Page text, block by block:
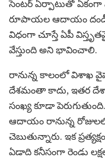
సెంటర్ ఏర్పాటుతో
రూపాయల ఆదాయం
విధంగా చూస్తే ఏపీ
వేస్తుంది అని భావించాలి.
రానున్న కాలంలో విశాఖ
దేశమంతా కాదు, ఇతర
సంఖ్య కూడా
ఆదాయం రానున్న రోజులలో
చెబుతున్నారు. ఇక
ఏడాది కనీసంగా రెండు